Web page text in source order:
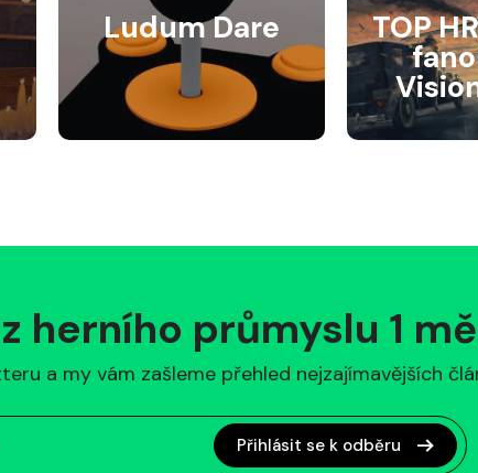
Ludum Dare TOP
herního průmyslu 1
a my vám zašleme přehled nejzajímavějších
Přihlásit se k odběru